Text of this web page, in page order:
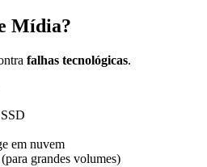
Mídia?
falhas tecnológicas.
em nuvem
grandes volumes)